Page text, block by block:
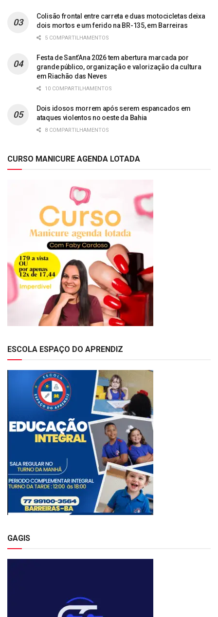
Colisão frontal entre carreta e duas motocicletas deixa
dois mortos e um ferido na BR-135, em Barreiras
5 COMPARTILHAMENTOS
Festa de Sant’Ana 2026 tem abertura marcada por
grande público, organização e valorização da cultura
em Riachão das Neves
10 COMPARTILHAMENTOS
Dois idosos morrem após serem espancados em
ataques violentos no oeste da Bahia
8 COMPARTILHAMENTOS
CURSO MANICURE AGENDA LOTADA
ESCOLA ESPAÇO DO APRENDIZ
GAGIS